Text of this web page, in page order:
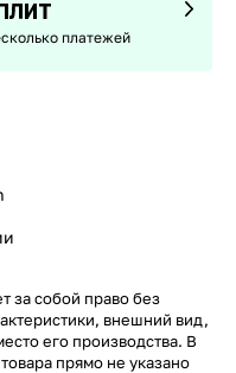
платежей
за собой право без
внешний вид,
его производства. В
прямо не указано